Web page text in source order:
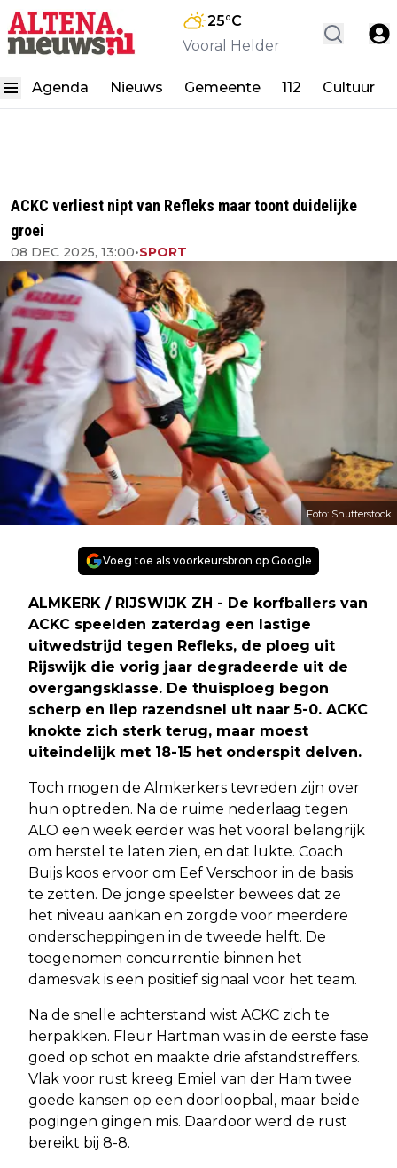
25°C
Vooral Helder
Agenda Nieuws Gemeente 112 Cultuur
ACKC verliest nipt van Refleks maar toont duidelijke
groei
08 DEC 2025, 13:00•SPORT
Foto: Shutterstock
Voeg toe als voorkeursbron op Google
ALMKERK / RIJSWIJK ZH - De korfballers van
ACKC speelden zaterdag een lastige
uitwedstrijd tegen Refleks, de ploeg uit
Rijswijk die vorig jaar degradeerde uit de
overgangsklasse. De thuisploeg begon
scherp en liep razendsnel uit naar 5-0. ACKC
knokte zich sterk terug, maar moest
uiteindelijk met 18-15 het onderspit delven.
Toch mogen de Almkerkers tevreden zijn over
hun optreden. Na de ruime nederlaag tegen
ALO een week eerder was het vooral belangrijk
om herstel te laten zien, en dat lukte. Coach
Buijs koos ervoor om Eef Verschoor in de basis
te zetten. De jonge speelster bewees dat ze
het niveau aankan en zorgde voor meerdere
onderscheppingen in de tweede helft. De
toegenomen concurrentie binnen het
damesvak is een positief signaal voor het team.
Na de snelle achterstand wist ACKC zich te
herpakken. Fleur Hartman was in de eerste fase
goed op schot en maakte drie afstandstreffers.
Vlak voor rust kreeg Emiel van der Ham twee
goede kansen op een doorloopbal, maar beide
pogingen gingen mis. Daardoor werd de rust
bereikt bij 8-8.